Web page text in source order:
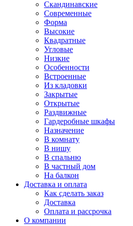
Скандинавские
Современные
Форма
Высокие
Квадратные
Угловые
Низкие
Особенности
Встроенные
Из кладовки
Закрытые
Открытые
Раздвижные
Гардеробные шкафы
Назначение
В комнату
В нишу
В спальню
В частный дом
На балкон
Доставка и оплата
Как сделать заказ
Доставка
Оплата и рассрочка
О компании